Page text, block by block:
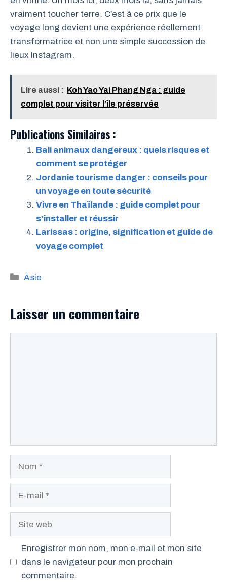
vraiment toucher terre. C’est à ce prix que le
voyage long devient une expérience réellement
transformatrice et non une simple succession de
lieux Instagram.
Lire aussi : Koh Yao Yai Phang Nga : guide
complet pour visiter l’île préservée
Publications Similaires :
Bali animaux dangereux : quels risques et
comment se protéger
Jordanie tourisme danger : conseils pour
un voyage en toute sécurité
Vivre en Thaïlande : guide complet pour
s’installer et réussir
Larissas : origine, signification et guide de
voyage complet
Catégories
Asie
Laisser un commentaire
Site
Enregistrer mon nom, mon e-mail et mon site
dans le navigateur pour mon prochain
commentaire.